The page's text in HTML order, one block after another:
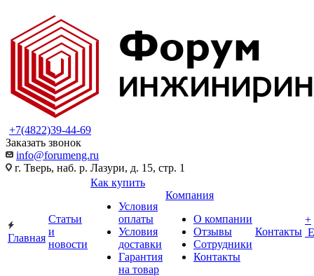
+7(4822)39-44-69
Заказать звонок
info@forumeng.ru
г. Тверь, наб. р. Лазури, д. 15, стр. 1
Главная
Статьи
и
новости
Как купить
Условия
оплаты
Условия
доставки
Гарантия
на товар
Компания
О компании
Отзывы
Сотрудники
Контакты
Контакты
+